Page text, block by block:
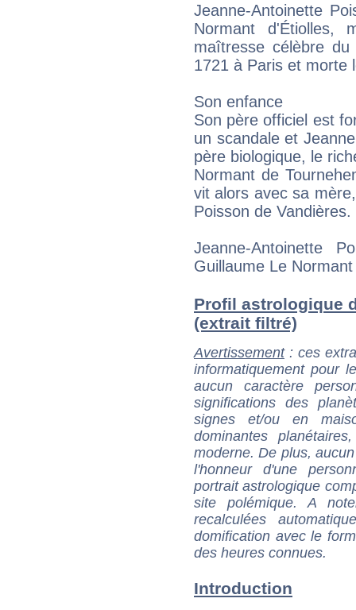
Jeanne-Antoinette
Normant d'Étiolles,
maîtresse célèbre
1721 à Paris et morte
Son enfance
Son père officiel est
un scandale et
père biologique, le
Normant de
vit alors avec sa
Poisson de Vandières.
Jeanne-Antoinette
Guillaume Le
Profil astrologique
(extrait filtré)
Avertissement: ces
informatiquement pour
aucun caractère
significations des
signes et/ou en
dominantes
moderne. De plus,
l'honneur d'une
portrait astrologique
site polémique. A
recalculées
domification avec le
des heures connues.
Introduction